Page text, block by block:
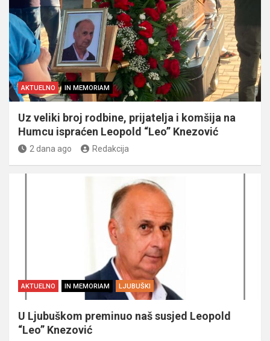
AKTUELNO IN MEMORIAM
Uz veliki broj rodbine, prijatelja i komšija na
Humcu ispraćen Leopold “Leo” Knezović
2 dana ago Redakcija
AKTUELNO IN MEMORIAM LJUBUŠKI
U Ljubuškom preminuo naš susjed Leopold
“Leo” Knezović